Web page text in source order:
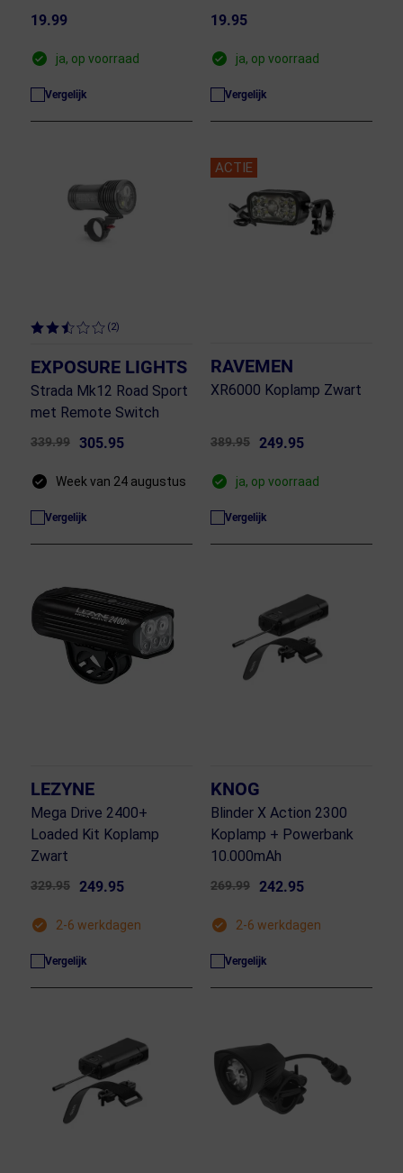
19.99
ja, op voorraad
Vergelijk
19.95
ja, op voorraad
Vergelijk
(2)
EXPOSURE LIGHTS
Strada Mk12 Road Sport
met Remote Switch
339.99 305.95
Week van 24 augustus
Vergelijk
ACTIE
RAVEMEN
XR6000 Koplamp Zwart
389.95 249.95
ja, op voorraad
Vergelijk
LEZYNE
Mega Drive 2400+
Loaded Kit Koplamp
Zwart
329.95 249.95
2-6 werkdagen
Vergelijk
KNOG
Blinder X Action 2300
Koplamp + Powerbank
10.000mAh
269.99 242.95
2-6 werkdagen
Vergelijk